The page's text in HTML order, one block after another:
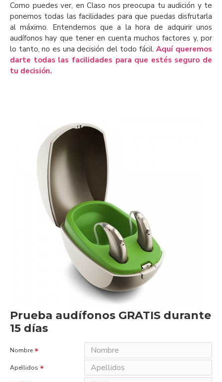
Como puedes ver, en Claso nos preocupa tu audición y te
ponemos todas las facilidades para que puedas disfrutarla
al máximo. Entendemos que a la hora de adquirir unos
audífonos hay que tener en cuenta muchos factores y, por
lo tanto, no es una decisión del todo fácil.Aquí queremos
darte todas las facilidades para que estés seguro de
tu decisión.
Prueba audífonos GRATIS durante
15 días
Nombre
Apellidos